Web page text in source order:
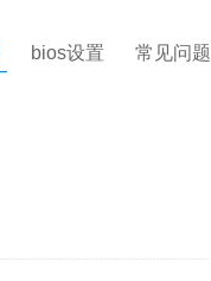
bios设置 常见问题